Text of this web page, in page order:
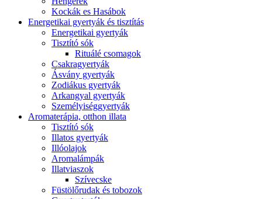
Kockák es Hasábok
Energetikai gyertyák és tisztítás
Energetikai gyertyák
Tisztító sók
Rituálé csomagok
Csakragyertyák
Ásvány gyertyák
Zodiákus gyertyák
Arkangyal gyertyák
Személyiséggyertyák
Aromaterápia, otthon illata
Tisztító sók
Illatos gyertyák
Illóolajok
Aromalámpák
Illatviaszok
Szívecske
Füstölőrudak és tobozok